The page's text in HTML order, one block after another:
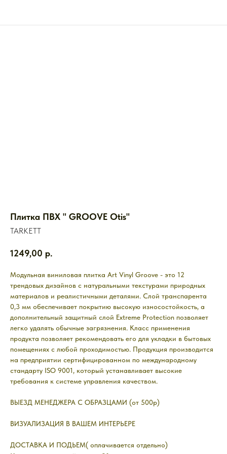
Плитка ПВХ " GROOVE Otis"
TARKETT
1249,00 р.
Модульная виниловая плитка Art Vinyl Groove - это 12
трендовых дизайнов с натуральными текстурами природных
материалов и реалистичными деталями. Слой транспарента
0,3 мм обеспечивает покрытию высокую износостойкость, а
дополнительный защитный слой Extreme Protection позволяет
легко удалять обычные загрязнения. Класс применения
продукта позволяет рекомендовать его для укладки в бытовых
помещениях с любой проходимостью. Продукция производится
на предприятии сертифицированном по международному
стандарту ISO 9001, который устанавливает высокие
требования к системе управления качеством.
ВЫЕЗД МЕНЕДЖЕРА С ОБРАЗЦАМИ (от 500р)
ВИЗУАЛИЗАЦИЯ В ВАШЕМ ИНТЕРЬЕРЕ
ДОСТАВКА И ПОДЬЕМ( оплачивается отдельно)